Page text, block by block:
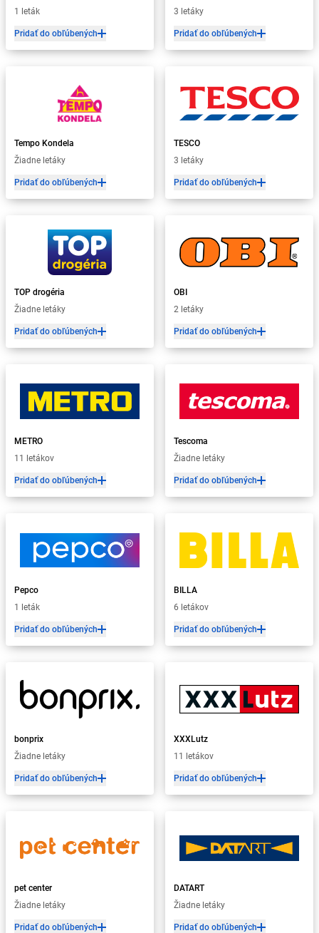
1 leták
Pridať do obľúbených
3 letáky
Pridať do obľúbených
Tempo Kondela
Žiadne letáky
Pridať do obľúbených
TESCO
3 letáky
Pridať do obľúbených
TOP drogéria
Žiadne letáky
Pridať do obľúbených
OBI
2 letáky
Pridať do obľúbených
METRO
11 letákov
Pridať do obľúbených
Tescoma
Žiadne letáky
Pridať do obľúbených
Pepco
1 leták
Pridať do obľúbených
BILLA
6 letákov
Pridať do obľúbených
bonprix
Žiadne letáky
Pridať do obľúbených
XXXLutz
11 letákov
Pridať do obľúbených
pet center
Žiadne letáky
Pridať do obľúbených
DATART
Žiadne letáky
Pridať do obľúbených